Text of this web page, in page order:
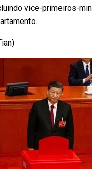
vice-primeiros-